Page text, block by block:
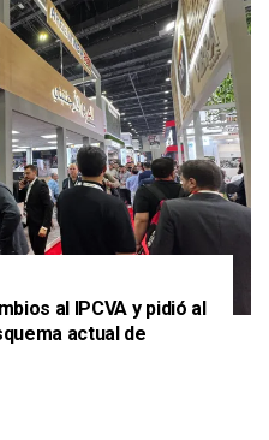
al IPCVA y pidió al
actual de